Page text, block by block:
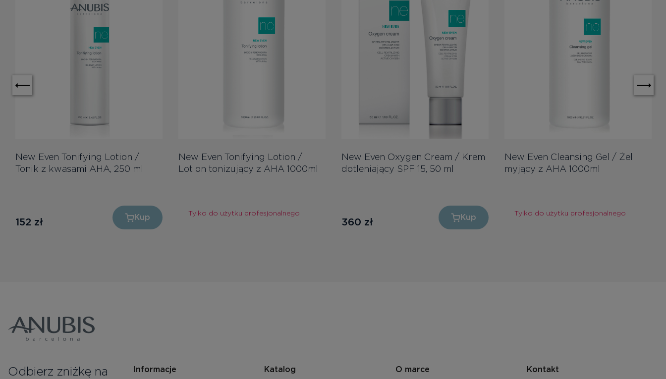
New Even Tonifying Lotion /
Tonik z kwasami AHA, 250 ml
152 zł Kup
New Even Tonifying Lotion /
Lotion tonizujący z AHA 1000ml
Tylko do użytku profesjonalnego
New Even Oxygen Cream / Krem
dotleniający SPF 15, 50 ml
360 zł Kup
New Even Cleansing Gel / Żel
myjący z AHA 1000ml
Tylko do użytku profesjonalnego
Odbierz zniżkę na Informacje Katalog O marce Kontakt